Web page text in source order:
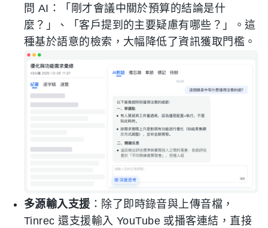
問 AI：「剛才會議中關於預算的結論是什
麼？」、「客戶提到的主要疑慮有哪些？」。這
種基於語意的檢索，大幅降低了資訊獲取門檻。
多源輸入支援 ：除了即時錄音與上傳音檔，
Tinrec 還支援輸入 YouTube 或播客連結，直接